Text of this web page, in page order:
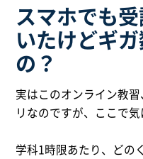
スマホでも
いたけどギ
の？
実はこのオンライン教
リなのですが、ここで
学科1時限あたり、どの